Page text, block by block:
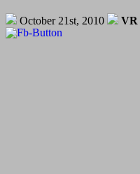
October 21st, 2010 VR